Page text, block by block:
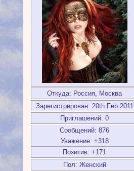
Откуда: Россия, Москва
Зарегистрирован: 20th Feb 2011
Приглашений: 0
Сообщений: 876
Уважение: +318
Позитив: +171
Пол: Женский